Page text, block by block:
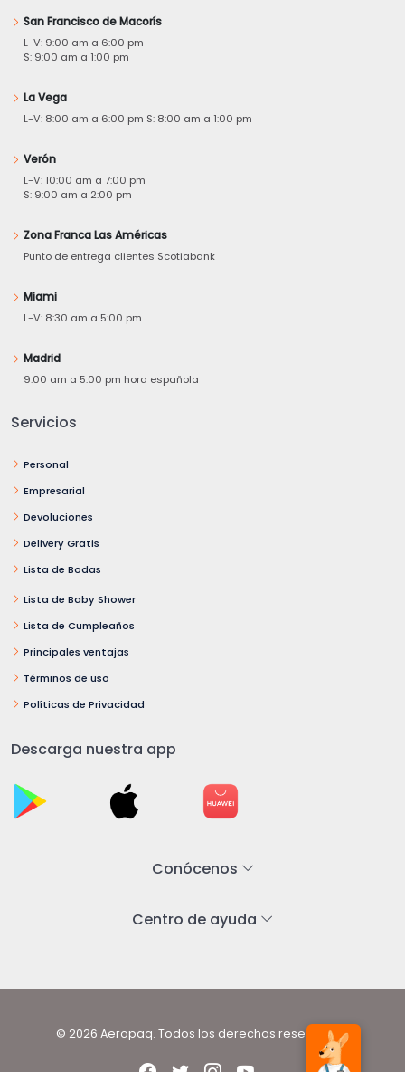
San Francisco de Macorís
L-V: 9:00 am a 6:00 pm
S: 9:00 am a 1:00 pm
La Vega
L-V: 8:00 am a 6:00 pm S: 8:00 am a 1:00 pm
Verón
L-V: 10:00 am a 7:00 pm
S: 9:00 am a 2:00 pm
Zona Franca Las Américas
Punto de entrega clientes Scotiabank
Miami
L-V: 8:30 am a 5:00 pm
Madrid
9:00 am a 5:00 pm hora española
Servicios
Personal
Empresarial
Devoluciones
Delivery Gratis
Lista de Bodas
Lista de Baby Shower
Lista de Cumpleaños
Principales ventajas
Términos de uso
Políticas de Privacidad
Descarga nuestra app
Conócenos
Centro de ayuda
© 2026 Aeropaq. Todos los derechos reservados.